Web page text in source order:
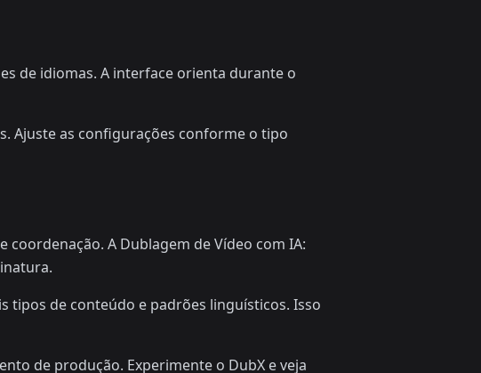
de idiomas. A interface orienta durante o
Ajuste as configurações conforme o tipo
A Dublagem de Vídeo com IA:
tipos de conteúdo e padrões linguísticos. Isso
de produção. Experimente o DubX e veja